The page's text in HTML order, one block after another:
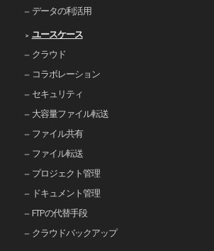
データの利活用
ユースケース
クラウド
コラボレーション
セキュリティ
大容量ファイル転送
ファイル共有
ファイル転送
プロジェクト管理
ドキュメント管理
FTPの代替手段
クラウドバックアップ